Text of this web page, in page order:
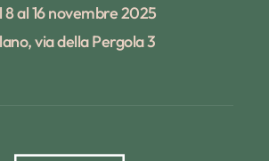
8 al 16 novembre 2025
via della Pergola 3